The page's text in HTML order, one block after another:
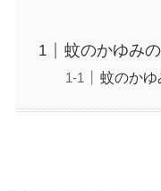
蚊のかゆみ
蚊のかゆ